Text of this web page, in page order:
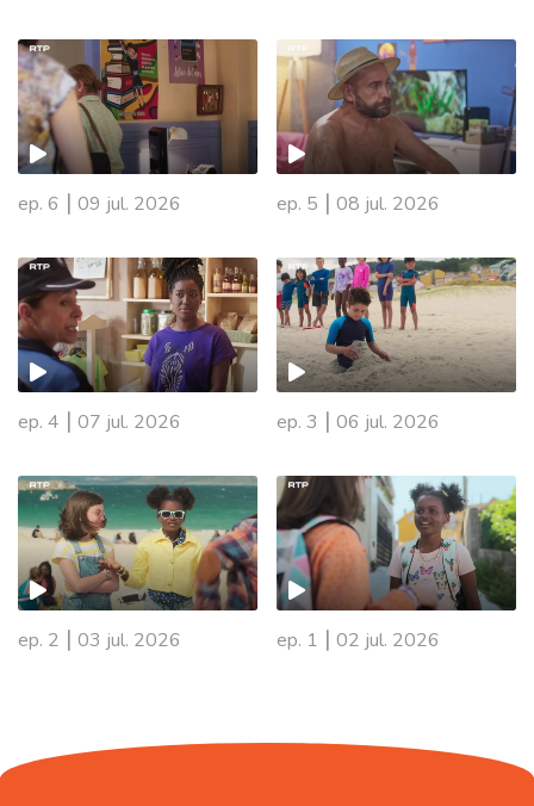
ep. 6 | 09 jul. 2026 ep. 5 | 08 jul. 2026
ep. 4 | 07 jul. 2026 ep. 3 | 06 jul. 2026
ep. 2 | 03 jul. 2026 ep. 1 | 02 jul. 2026
941336